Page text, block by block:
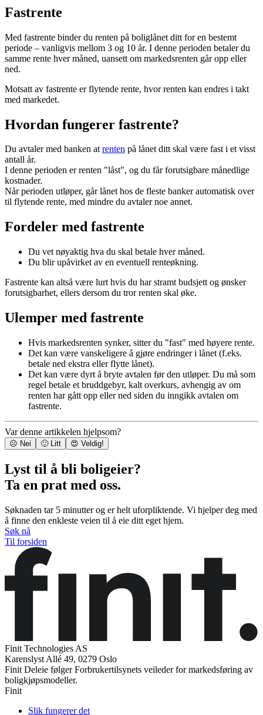
Fastrente
Med fastrente binder du renten på boliglånet ditt for en bestemt
periode – vanligvis mellom 3 og 10 år. I denne perioden betaler du
samme rente hver måned, uansett om markedsrenten går opp eller
ned.
Motsatt av fastrente er flytende rente, hvor renten kan endres i takt
med markedet.
Hvordan fungerer fastrente?
Du avtaler med banken atrenten på lånet ditt skal være fast i et visst
antall år.
I denne perioden er renten "låst", og du får forutsigbare månedlige
kostnader.
Når perioden utløper, går lånet hos de fleste banker automatisk over
til flytende rente, med mindre du avtaler noe annet.
Fordeler med fastrente
Du vet nøyaktig hva du skal betale hver måned.
Du blir upåvirket av en eventuell renteøkning.
Fastrente kan altså være lurt hvis du har stramt budsjett og ønsker
forutsigbarhet, ellers dersom du tror renten skal øke.
Ulemper med fastrente
Hvis markedsrenten synker, sitter du "fast" med høyere rente.
Det kan være vanskeligere å gjøre endringer i lånet (f.eks.
betale ned ekstra eller flytte lånet).
Det kan være dyrt å bryte avtalen før den utløper. Du må som
regel betale et bruddgebyr, kalt overkurs, avhengig av om
renten har gått opp eller ned siden du inngikk avtalen om
fastrente.
Var denne artikkelen hjelpsom?
☹️ Nei 🙂 Litt 😍 Veldig!
Lyst til å bli boligeier?
Ta en prat med oss.
Søknaden tar 5 minutter og er helt uforpliktende. Vi hjelper deg med
å finne den enkleste veien til å eie ditt eget hjem.
Søk nå
Til forsiden
Finit Technologies AS
Karenslyst Allé 49, 0279 Oslo
Finit Deleie følger Forbrukertilsynets veileder for markedsføring av
boligkjøpsmodeller.
Finit
Slik fungerer det